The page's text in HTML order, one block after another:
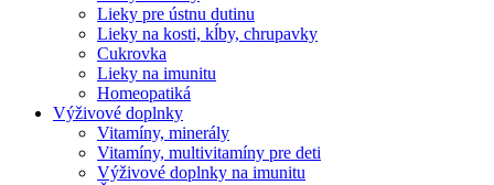
Lieky pre ústnu dutinu
Lieky na kosti, kĺby, chrupavky
Cukrovka
Lieky na imunitu
Homeopatiká
Výživové doplnky
Vitamíny, minerály
Vitamíny, multivitamíny pre deti
Výživové doplnky na imunitu